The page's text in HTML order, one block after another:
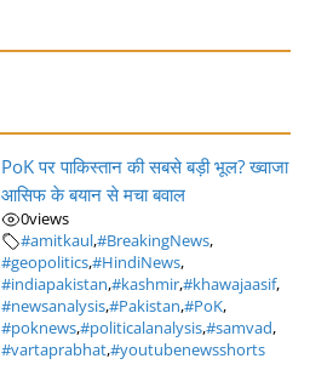
PoK पर पाकिस्तान की सबसे बड़ी भूल? ख्वाजा
आसिफ के बयान से मचा बवाल
0views
#amitkaul,#BreakingNews,
#geopolitics,#HindiNews,
#indiapakistan,#kashmir,#khawajaasif,
#newsanalysis,#Pakistan,#PoK,
#poknews,#politicalanalysis,#samvad,
#vartaprabhat,#youtubenewsshorts